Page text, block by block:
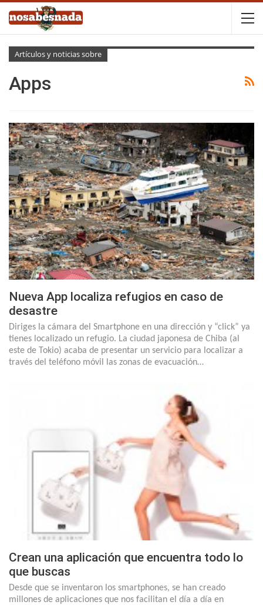
Artículos y noticias sobre
Apps
Nueva App localiza refugios en caso de
desastre
Diriges la cámara del Smartphone en una dirección y “click” ya
tienes localizado un refugio. La ciudad japonesa de Chiba (al
este de Tokio) acaba de presentar un servicio para localizar a
través del teléfono móvil las zonas de evacuación…
Crean una aplicación que encuentra todo lo
que buscas
Desde que se inventaron los smartphones, se han creado
millones de aplicaciones que nos facilitan el día a día en